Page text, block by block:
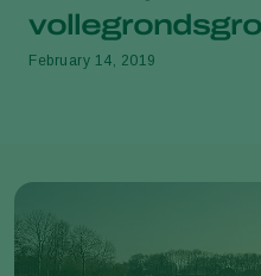
February 14, 2019